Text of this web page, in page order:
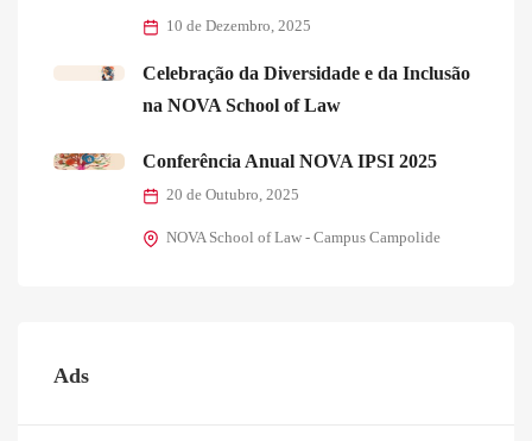
10 de Dezembro, 2025
Celebração da Diversidade e da Inclusão
na NOVA School of Law
Conferência Anual NOVA IPSI 2025
20 de Outubro, 2025
NOVA School of Law - Campus Campolide
Ads